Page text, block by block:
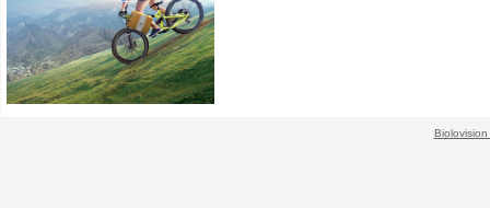
Biolovision